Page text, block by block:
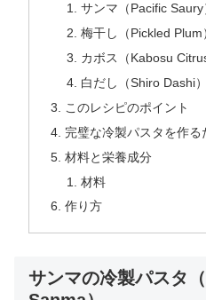
サンマ（Pacific
梅干し（Pickled Plum
カボス（Kabosu
白だし（Shiro Dashi
このレシピのポイント
完璧な冷製パスタを作る
材料と栄養成分
材料
作り方
サンマの冷製パスタ